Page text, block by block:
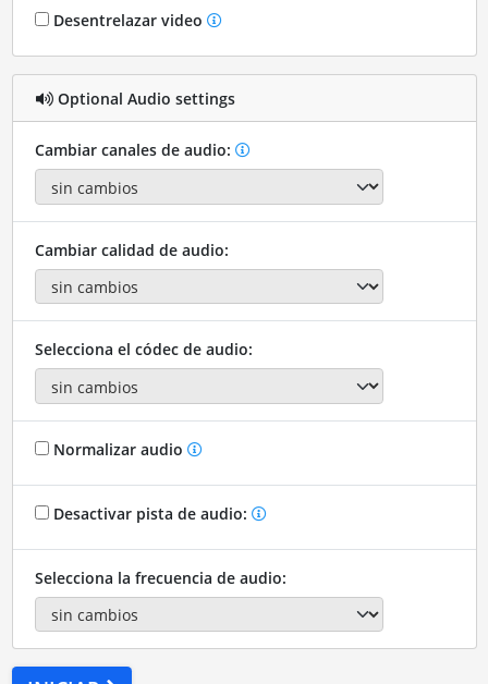
Desentrelazar video
Optional Audio settings
Cambiar canales de audio:
Cambiar calidad de audio:
Selecciona el códec de audio:
Normalizar audio
Desactivar pista de audio:
Selecciona la frecuencia de audio: